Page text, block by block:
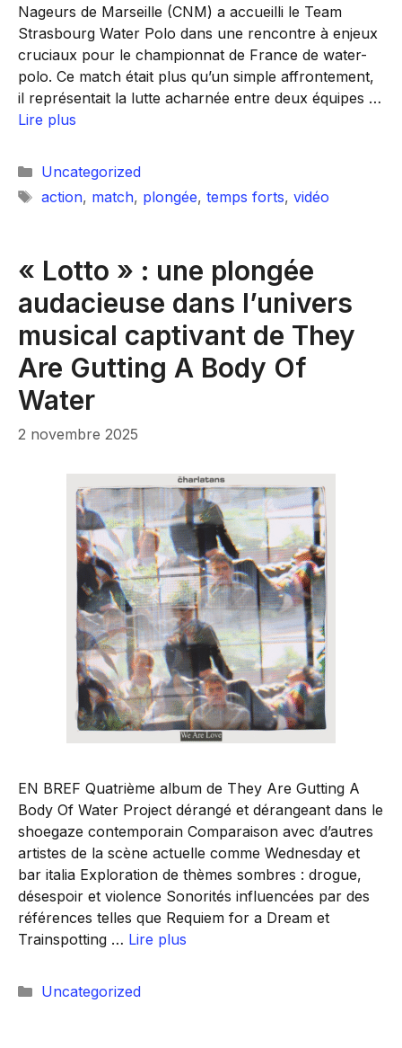
Nageurs de Marseille (CNM) a accueilli le Team
Strasbourg Water Polo dans une rencontre à enjeux
cruciaux pour le championnat de France de water-
polo. Ce match était plus qu’un simple affrontement,
il représentait la lutte acharnée entre deux équipes …
Lire plus
Catégories
Uncategorized
Étiquettes
action, match, plongée, temps forts, vidéo
« Lotto » : une plongée
audacieuse dans l’univers
musical captivant de They
Are Gutting A Body Of
Water
2 novembre 2025
EN BREF Quatrième album de They Are Gutting A
Body Of Water Project dérangé et dérangeant dans le
shoegaze contemporain Comparaison avec d’autres
artistes de la scène actuelle comme Wednesday et
bar italia Exploration de thèmes sombres : drogue,
désespoir et violence Sonorités influencées par des
références telles que Requiem for a Dream et
Trainspotting … Lire plus
Catégories
Uncategorized